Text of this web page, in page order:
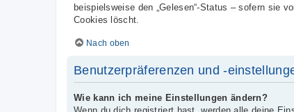
beispielsweise den „Gelesen“-Status – sofern sie
Cookies löscht.
Nach oben
Benutzerpräferenzen und -
Wie kann ich meine Einstellungen ändern?